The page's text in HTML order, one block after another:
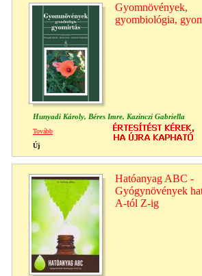
Gyomnövények,
gyombiológia,
Hunyadi Károly, Béres Imre, Kazinczi Gabriella
Tovább
Új
Hatóanyag ABC -
Gyógynövények
A-tól Z-ig